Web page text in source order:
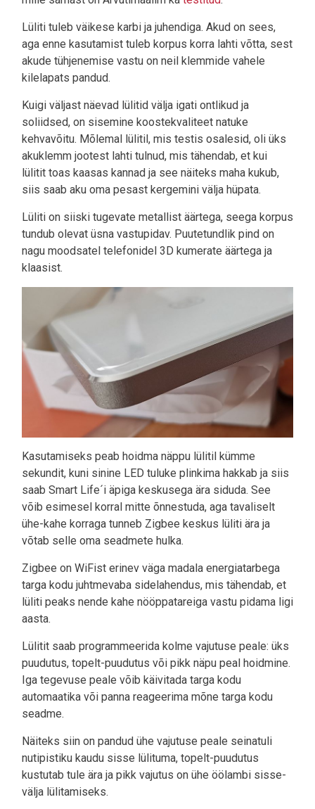
Lüliti tuleb väikese karbi ja juhendiga. Akud on sees,
aga enne kasutamist tuleb korpus korra lahti võtta, sest
akude tühjenemise vastu on neil klemmide vahele
kilelapats pandud.
Kuigi väljast näevad lülitid välja igati ontlikud ja
soliidsed, on sisemine koostekvaliteet natuke
kehvavõitu. Mõlemal lülitil, mis testis osalesid, oli üks
akuklemm jootest lahti tulnud, mis tähendab, et kui
lülitit toas kaasas kannad ja see näiteks maha kukub,
siis saab aku oma pesast kergemini välja hüpata.
Lüliti on siiski tugevate metallist äärtega, seega korpus
tundub olevat üsna vastupidav. Puutetundlik pind on
nagu moodsatel telefonidel 3D kumerate äärtega ja
klaasist.
Kasutamiseks peab hoidma näppu lülitil kümme
sekundit, kuni sinine LED tuluke plinkima hakkab ja siis
saab Smart Life´i äpiga keskusega ära siduda. See
võib esimesel korral mitte õnnestuda, aga tavaliselt
ühe-kahe korraga tunneb Zigbee keskus lüliti ära ja
võtab selle oma seadmete hulka.
Zigbee on WiFist erinev väga madala energiatarbega
targa kodu juhtmevaba sidelahendus, mis tähendab, et
lüliti peaks nende kahe nööppatareiga vastu pidama ligi
aasta.
Lülitit saab programmeerida kolme vajutuse peale: üks
puudutus, topelt-puudutus või pikk näpu peal hoidmine.
Iga tegevuse peale võib käivitada targa kodu
automaatika või panna reageerima mõne targa kodu
seadme.
Näiteks siin on pandud ühe vajutuse peale seinatuli
nutipistiku kaudu sisse lülituma, topelt-puudutus
kustutab tule ära ja pikk vajutus on ühe öölambi sisse-
välja lülitamiseks.